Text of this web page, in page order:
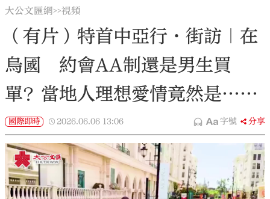
大公文匯網>>視頻
（有片）特首中亞行·街訪｜在
烏國 約會AA制還是男生買
單？當地人理想愛情竟然是……
國際即時 2026.06.06 13:06 字號 分享